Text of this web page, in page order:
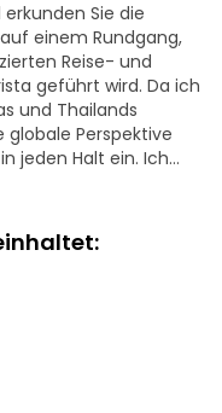
Sie die
einem Rundgang,
Reise- und
geführt wird. Da ich
und Thailands
Perspektive
jeden Halt ein. Ich
außergewöhnlichsten
keinem Reiseführer
Asan-Basars bis hin
legen wir
um
authentischer
Erfahrung so